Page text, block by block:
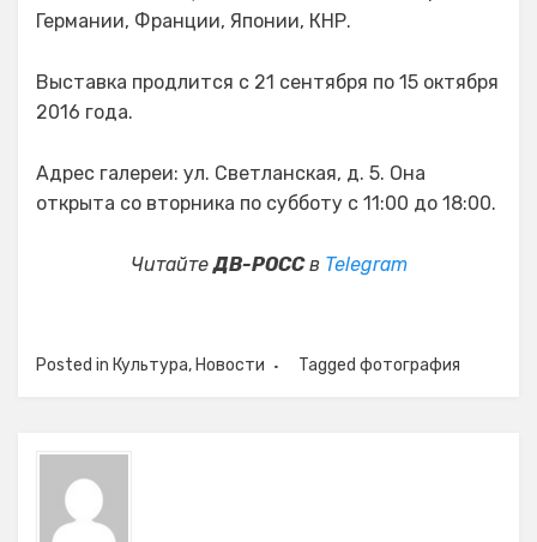
Германии, Франции, Японии, КНР.
Выставка продлится с 21 сентября по 15 октября
2016 года.
Адрес галереи: ул. Светланская, д. 5. Она
открыта со вторника по субботу с 11:00 до 18:00.
ЧитайтеДВ-РОССв Telegram
Posted in Культура, Новости Tagged фотография